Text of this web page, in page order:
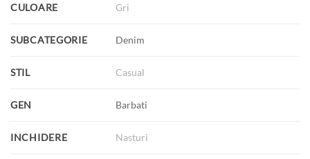
CULOARE Gri
SUBCATEGORIE Denim
STIL Casual
GEN Barbati
INCHIDERE Nasturi